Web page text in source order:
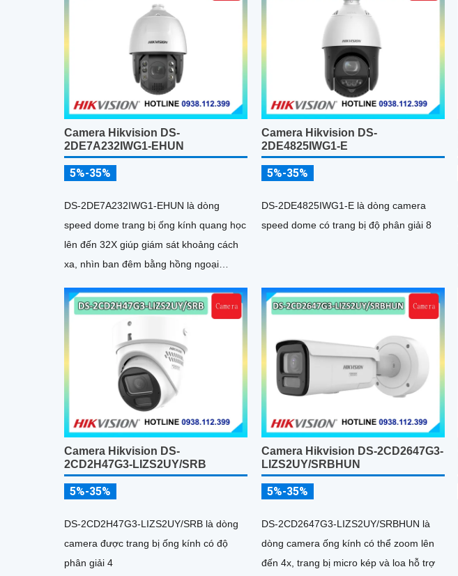
Camera Hikvision DS-
2DE7A232IWG1-EHUN
5%-35%
DS-2DE7A232IWG1-EHUN là dòng
speed dome trang bị ống kính quang học
lên đến 32X giúp giám sát khoảng cách
xa, nhìn ban đêm bằng hồng ngoại
cao hiệu quả giám sát an ninh, có tốc độ
lấy nét cao nhờ công nghệ Self-learning
Camera Hikvision DS-
2DE4825IWG1-E
5%-35%
DS-2DE4825IWG1-E là dòng camera
speed dome có trang bị độ phân giải 8
Camera Hikvision DS-
2CD2H47G3-LIZS2UY/SRB
5%-35%
DS-2CD2H47G3-LIZS2UY/SRB là dòng
camera được trang bị ống kính có độ
phân giải 4
Camera Hikvision DS-2CD2647G3-
LIZS2UY/SRBHUN
5%-35%
DS-2CD2647G3-LIZS2UY/SRBHUN là
dòng camera ống kính có thể zoom lên
đến 4x, trang bị micro kép và loa hỗ trợ